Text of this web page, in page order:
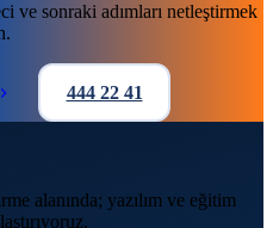
ve sonraki adımları netleştirmek
444 22 41
alanında; yazılım ve eğitim